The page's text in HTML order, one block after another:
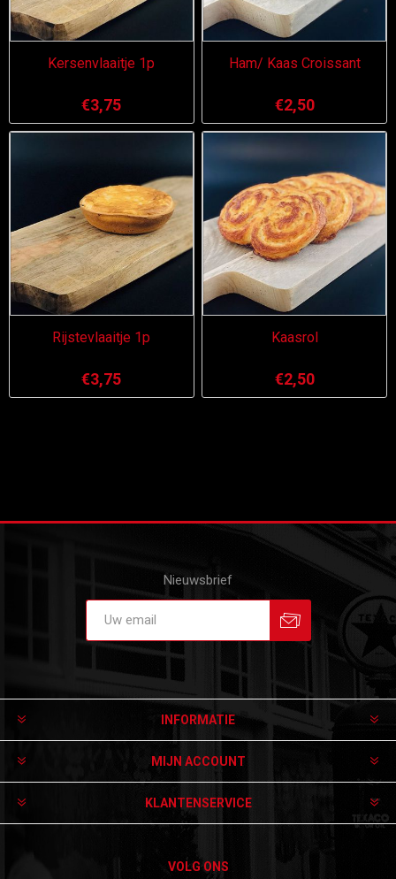
Kersenvlaaitje 1p
€3,75
Ham/ Kaas Croissant
€2,50
Rijstevlaaitje 1p
€3,75
Kaasrol
€2,50
Nieuwsbrief
INFORMATIE
MIJN ACCOUNT
KLANTENSERVICE
VOLG ONS